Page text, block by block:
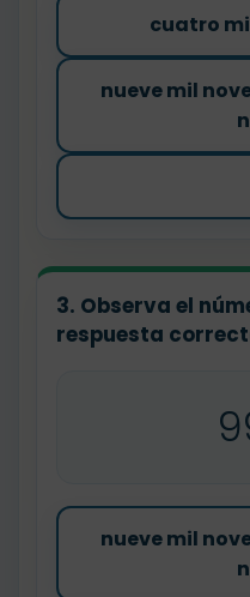
cuatro
nueve mil
3. Observa el
respuesta
nueve mil